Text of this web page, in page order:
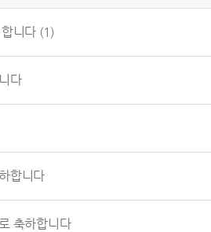
니다 (1)
다
합니다
축하합니다